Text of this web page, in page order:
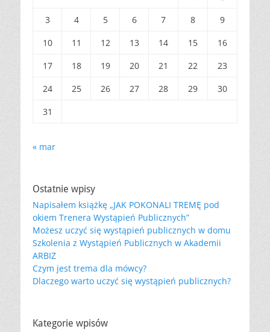
3
4 5 6 7 8
9
10
11 12 13 14 15
16
17
18 19 20 21 22
23
24
25 26 27 28 29
30
31
« mar
Ostatnie wpisy
Napisałem książkę „JAK POKONALI TREMĘ pod
okiem Trenera Wystąpień Publicznych”
Możesz uczyć się wystąpień publicznych w domu
Szkolenia z Wystąpień Publicznych w Akademii
ARBIZ
Czym jest trema dla mówcy?
Dlaczego warto uczyć się wystąpień publicznych?
Kategorie wpisów